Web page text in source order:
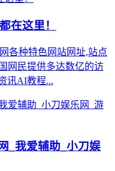
在这里！
各种特色网站网址,站点
网民提供多达数亿的访
讯AI教程...
_我爱辅助_小刀娱